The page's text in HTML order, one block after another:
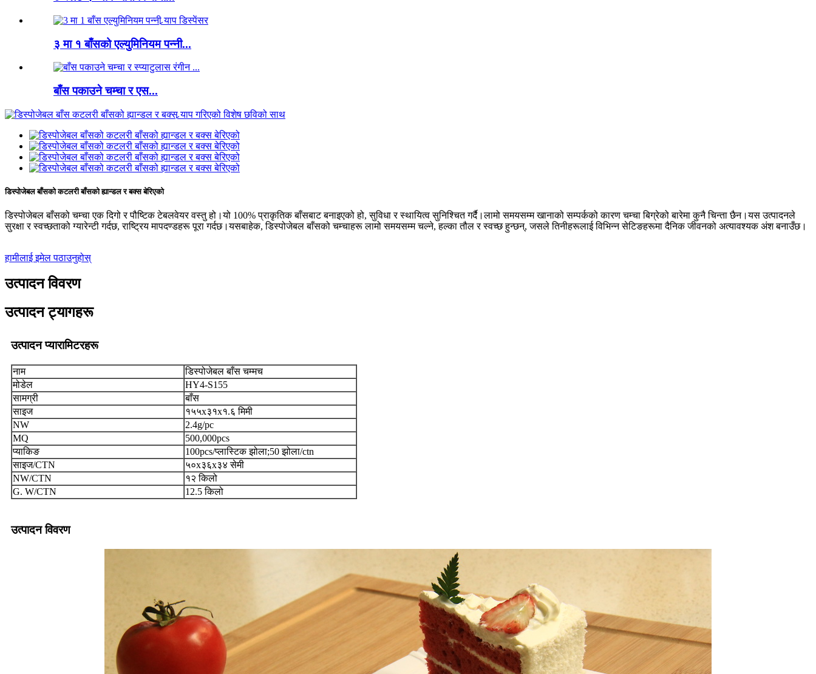
३ मा १ बाँसको एल्युमिनियम पन्नी...
बाँस पकाउने चम्चा र एस...
डिस्पोजेबल बाँसको कटलरी बाँसको ह्यान्डल र बक्स बेरिएको
डिस्पोजेबल बाँसको चम्चा एक दिगो र पौष्टिक टेबलवेयर वस्तु हो।यो 100% प्राकृतिक बाँसबाट बनाइएको हो, सुविधा र स्थायित्व सुनिश्चित गर्दै।लामो समयसम्म खानाको सम्पर्कको कारण चम्चा बिग्रेको बारेमा कुनै चिन्ता छैन।यस उत्पादनले
सुरक्षा र स्वच्छताको ग्यारेन्टी गर्दछ, राष्ट्रिय मापदण्डहरू पूरा गर्दछ।यसबाहेक, डिस्पोजेबल बाँसको चम्चाहरू लामो समयसम्म चल्ने, हल्का तौल र स्वच्छ हुन्छन्, जसले तिनीहरूलाई विभिन्न सेटिङहरूमा दैनिक जीवनको अत्यावश्यक अंश बनाउँछ।
हामीलाई इमेल पठाउनुहोस्
उत्पादन विवरण
उत्पादन ट्यागहरू
उत्पादन प्यारामिटरहरू
नाम
डिस्पोजेबल बाँस चम्मच
मोडेल
HY4-S155
सामग्री
बाँस
साइज
१५५x३१x१.६ मिमी
NW
2.4g/pc
MQ
500,000pcs
प्याकिङ
100pcs/प्लास्टिक झोला;50 झोला/ctn
साइज/CTN
५०x३६x३४ सेमी
NW/CTN
१२ किलो
G. W/CTN
12.5 किलो
उत्पादन विवरण